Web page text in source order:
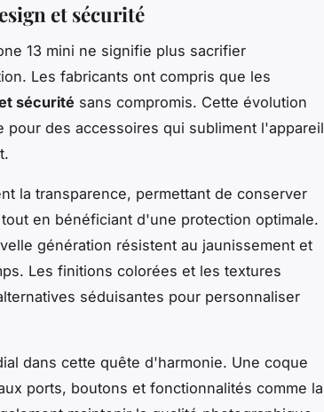
et sécurité
13 mini ne signifie plus sacrifier
Les fabricants ont compris que les
sécurité sans compromis. Cette évolution
pour des accessoires qui subliment l'appareil
la transparence, permettant de conserver
en bénéficiant d'une protection optimale.
génération résistent au jaunissement et
Les finitions colorées et les textures
séduisantes pour personnaliser
dans cette quête d'harmonie. Une coque
ports, boutons et fonctionnalités comme la